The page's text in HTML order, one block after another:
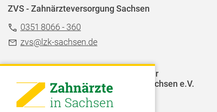
ZVS - Zahnärzteversorgung Sachsen
0351 8066 - 360
zvs@lzk-sachsen.de
LAGZ - Landesarbeitsgemeinschaft für
Jugendzahnpflege des Freistaates Sachsen e.V.